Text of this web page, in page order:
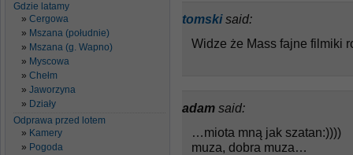
Gdzie latamy
Cergowa
Mszana (południe)
Mszana (g. Wapno)
Myscowa
Chełm
Jaworzyna
Działy
Odprawa przed lotem
Kamery
Pogoda
tomski said:
Widze że Mass fajne filmiki
adam said:
…miota mną jak szatan:))))
muza, dobra muza…